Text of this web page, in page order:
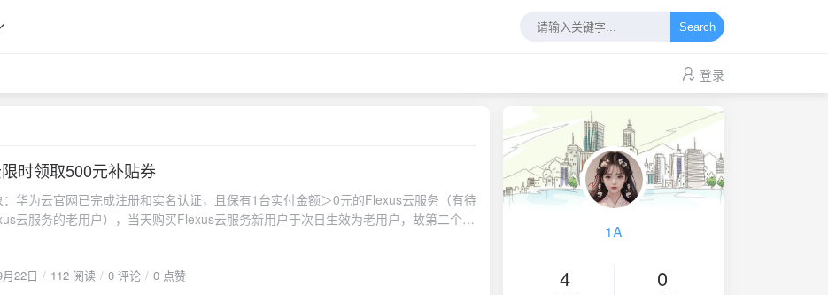
Search
登录
时领取500元补贴券
：华为云官网已完成注册和实名认证，且保有1台实付金额＞0元的Flexus云服务（有待
云服务的老用户），当天购买Flexus云服务新用户于次日生效为老用户，故第二个工
益将自动失效）购买说明：（1）活动时间：2024年8月22日-2024年9月30日；
22日 112 阅读 0 评论 0 点赞
1A
4 0